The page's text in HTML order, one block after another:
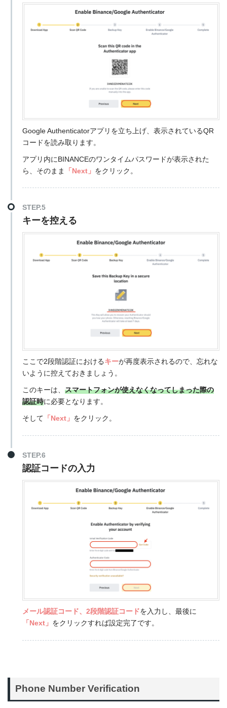
Google Authenticatorアプリを立ち上げ、表示されているQR
コードを読み取ります。
アプリ内にBINANCEのワンタイムパスワードが表示された
ら、そのまま
「Next」 をクリック。
STEP.5
キーを控える
ここで2段階認証におけるキーが再度表示されるので、忘れな
いように控えておきましょう。
このキーは、 スマートフォンが使えなくなってしまった際の
認証時に必要となります。
そして 「Next」 をクリック。
STEP.6
認証コードの入力
メール認証コード、2段階認証コードを入力し、最後に
「Next」 をクリックすれば設定完了です。
Phone Number Verification